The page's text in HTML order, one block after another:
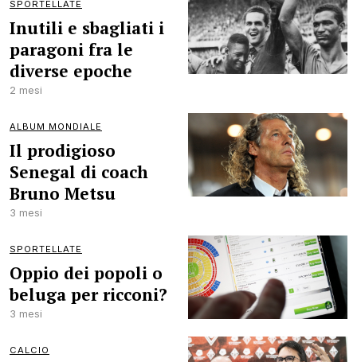
SPORTELLATE
Inutili e sbagliati i
paragoni fra le
diverse epoche
2 mesi
ALBUM MONDIALE
Il prodigioso
Senegal di coach
Bruno Metsu
3 mesi
SPORTELLATE
Oppio dei popoli o
beluga per ricconi?
3 mesi
CALCIO